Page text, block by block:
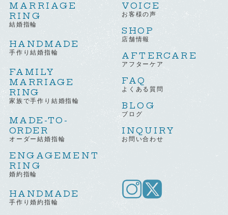
MARRIAGE
RING
結婚指輪
HANDMADE
手作り結婚指輪
FAMILY
MARRIAGE
RING
家族で手作り結婚指輪
MADE-TO-
ORDER
オーダー結婚指輪
ENGAGEMENT
RING
婚約指輪
HANDMADE
手作り婚約指輪
VOICE
お客様の声
SHOP
店舗情報
AFTERCARE
アフターケア
FAQ
よくある質問
BLOG
ブログ
INQUIRY
お問い合わせ